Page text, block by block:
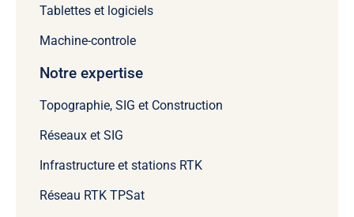
Tablettes et logiciels
Machine-controle
Notre expertise
Topographie, SIG et Construction
Réseaux et SIG
Infrastructure et stations RTK
Réseau RTK TPSat